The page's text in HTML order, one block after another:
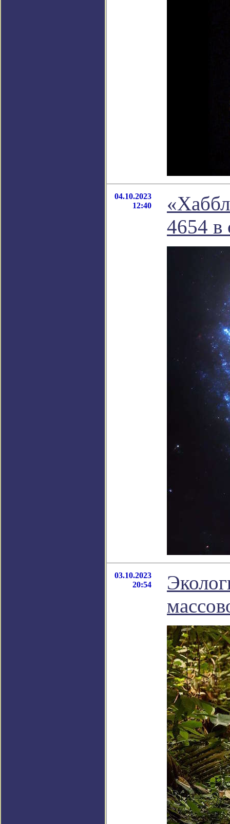
04.10.2023
12:40
4654 в
03.10.2023
20:54